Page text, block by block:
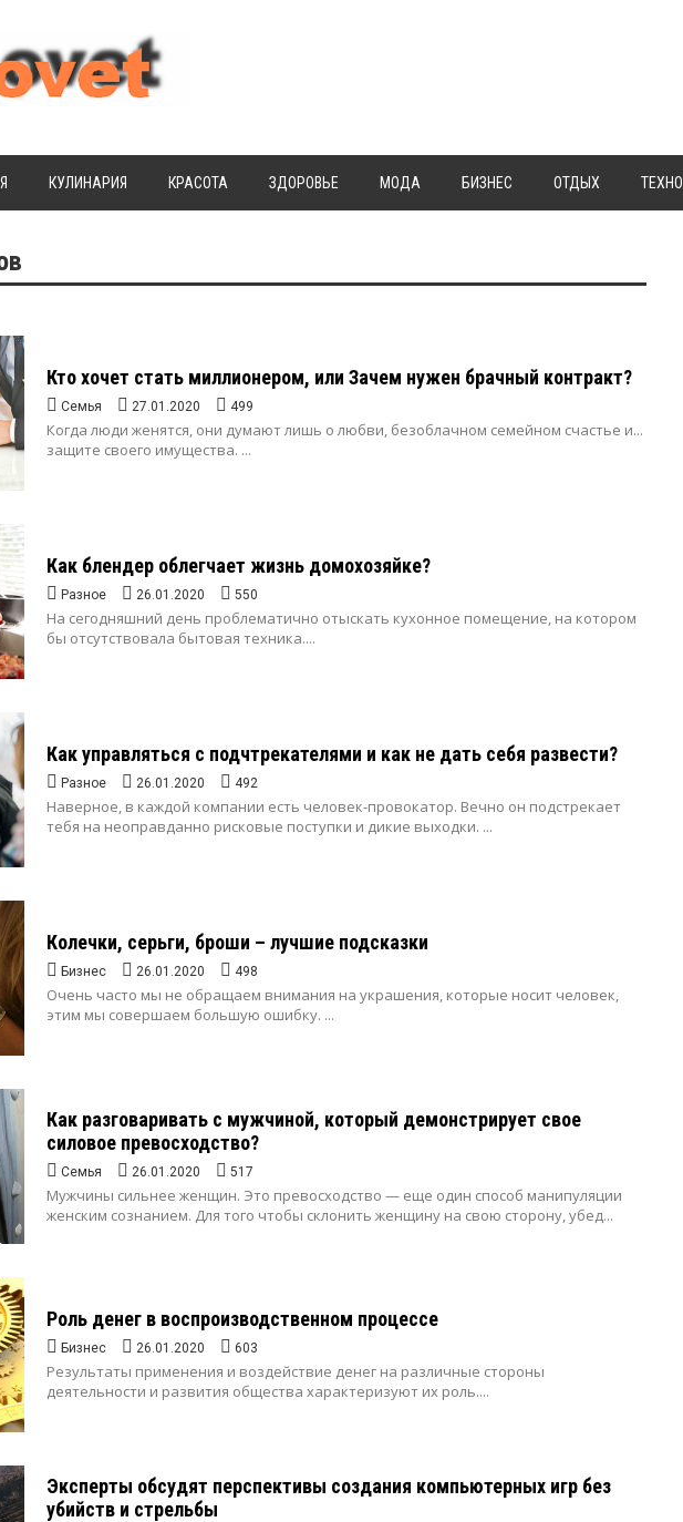
КУЛИНАРИЯ КРАСОТА ЗДОРОВЬЕ МОДА БИЗНЕС ОТДЫХ ТЕХНО
Кто хочет стать миллионером, или Зачем нужен брачный контракт?
Семья 27.01.2020 499
Когда люди женятся, они думают лишь о любви, безоблачном семейном счастье и...
защите своего имущества. ...
Как блендер облегчает жизнь домохозяйке?
Разное 26.01.2020 550
На сегодняшний день проблематично отыскать кухонное помещение, на котором
бы отсутствовала бытовая техника....
Как управляться с подчтрекателями и как не дать себя развести?
Разное 26.01.2020 492
Наверное, в каждой компании есть человек-провокатор. Вечно он подстрекает
тебя на неоправданно рисковые поступки и дикие выходки. ...
Колечки, серьги, броши – лучшие подсказки
Бизнес 26.01.2020 498
Очень часто мы не обращаем внимания на украшения, которые носит человек,
этим мы совершаем большую ошибку. ...
Как разговаривать с мужчиной, который демонстрирует свое
силовое превосходство?
Семья 26.01.2020 517
Мужчины сильнее женщин. Это превосходство — еще один способ манипуляции
женским сознанием. Для того чтобы склонить женщину на свою сторону, убед...
Роль денег в воспроизводственном процессе
Бизнес 26.01.2020 603
Результаты применения и воздействие денег на различные стороны
деятельности и развития общества характеризуют их роль....
Эксперты обсудят перспективы создания компьютерных игр без
убийств и стрельбы